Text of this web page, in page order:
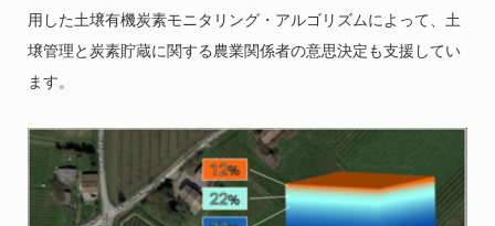
用した土壌有機炭素モニタリング・アルゴリズムによって、土
壌管理と炭素貯蔵に関する農業関係者の意思決定も支援してい
ます。